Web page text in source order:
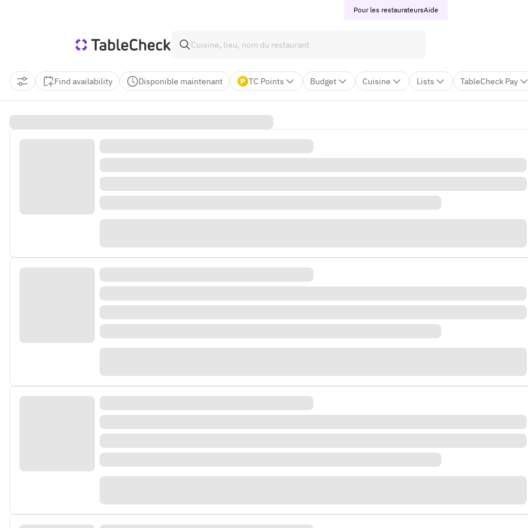
Pour les restaurateursAide
Find availability Disponible maintenant TC Points Budget Cuisine Lists TableCheck Pay